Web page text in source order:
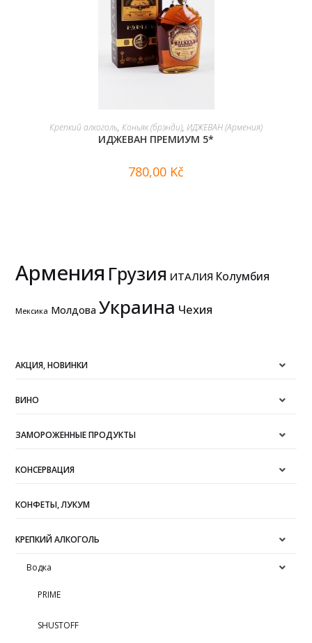
В КОРЗИНУ
Крепкий алкоголь, Коньяк (брэнди), ИДЖЕВАН (Армения)
ИДЖЕВАН ПРЕМИУМ 5*
780,00 Kč
Армения Грузия ИТАЛИЯ Колумбия
Мексика Молдова Украина Чехия
АКЦИЯ, НОВИНКИ
ВИНО
ЗАМОРОЖЕННЫЕ ПРОДУКТЫ
КОНСЕРВАЦИЯ
КОНФЕТЫ, ЛУКУМ
КРЕПКИЙ АЛКОГОЛЬ
Водка
PRIME
SHUSTOFF